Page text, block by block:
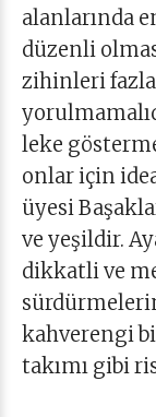
alanlarında
düzenli
zihinleri fazla
leke
onlar için
üyesi
ve yeşildir.
dikkatli ve
kahverengi
takımı gibi